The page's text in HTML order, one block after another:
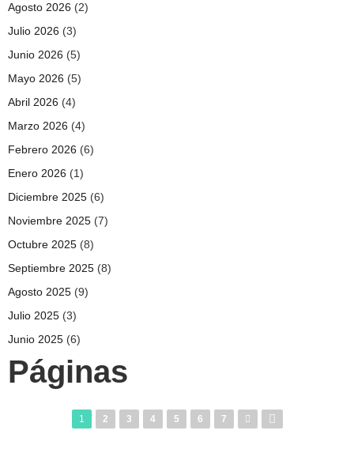
Agosto 2026 (2)
Julio 2026 (3)
Junio 2026 (5)
Mayo 2026 (5)
Abril 2026 (4)
Marzo 2026 (4)
Febrero 2026 (6)
Enero 2026 (1)
Diciembre 2025 (6)
Noviembre 2025 (7)
Octubre 2025 (8)
Septiembre 2025 (8)
Agosto 2025 (9)
Julio 2025 (3)
Junio 2025 (6)
Páginas
1 2 3 4 5 6 7